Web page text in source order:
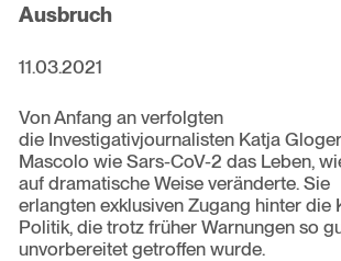
Ausbruch
11.03.2021
Von Anfang an verfolgten
die Investigativjournalisten Katja
Mascolo wie Sars-CoV-2 das Leben,
auf dramatische Weise veränderte. Sie
erlangten exklusiven Zugang hinter die
Politik, die trotz früher Warnungen so
unvorbereitet getroffen wurde.